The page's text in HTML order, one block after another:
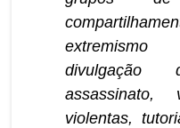
violentas,